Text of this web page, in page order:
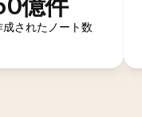
億件
成されたノート数